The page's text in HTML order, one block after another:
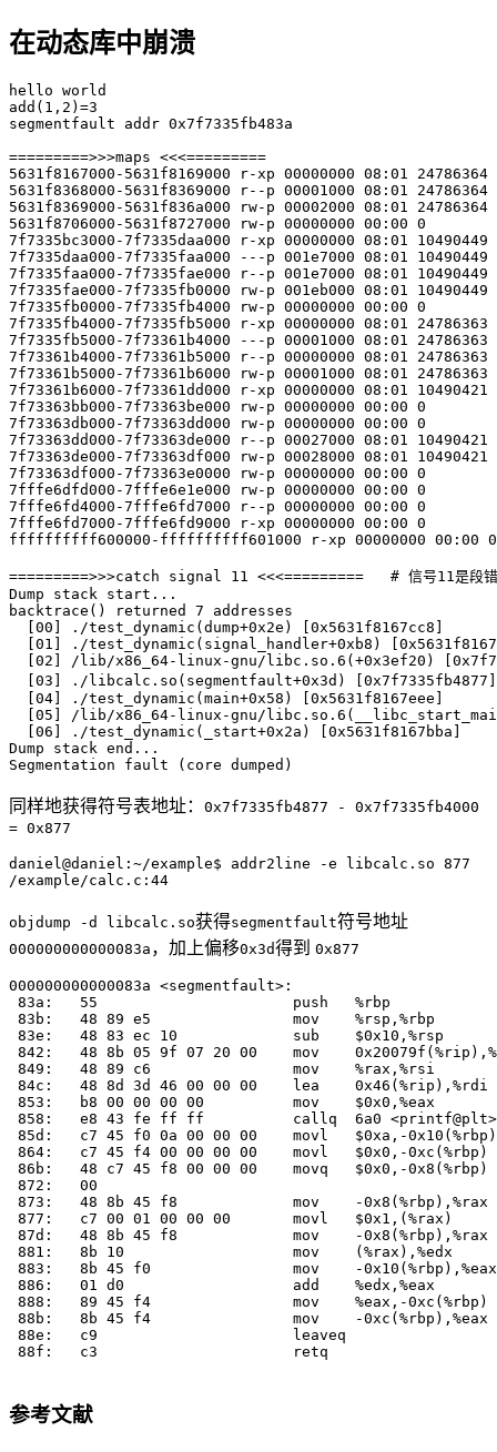
在动态库中崩溃
hello world
add(1,2)=3
segmentfault addr 0x7f7335fb483a
=========>>>maps <<<=========
5631f8167000-5631f8169000 r-xp 00000000 08:01
5631f8368000-5631f8369000 r--p 00001000 08:01
5631f8369000-5631f836a000 rw-p 00002000 08:01
5631f8706000-5631f8727000 rw-p 00000000 00:00 0
7f7335bc3000-7f7335daa000 r-xp 00000000 08:01
7f7335daa000-7f7335faa000 ---p 001e7000 08:01
7f7335faa000-7f7335fae000 r--p 001e7000 08:01
7f7335fae000-7f7335fb0000 rw-p 001eb000 08:01
7f7335fb0000-7f7335fb4000 rw-p 00000000 00:00 0
7f7335fb4000-7f7335fb5000 r-xp 00000000 08:01
7f7335fb5000-7f73361b4000 ---p 00001000 08:01
7f73361b4000-7f73361b5000 r--p 00000000 08:01
7f73361b5000-7f73361b6000 rw-p 00001000 08:01
7f73361b6000-7f73361dd000 r-xp 00000000 08:01
7f73363bb000-7f73363be000 rw-p 00000000 00:00 0
7f73363db000-7f73363dd000 rw-p 00000000 00:00 0
7f73363dd000-7f73363de000 r--p 00027000 08:01
7f73363de000-7f73363df000 rw-p 00028000 08:01
7f73363df000-7f73363e0000 rw-p 00000000 00:00 0
7fffe6dfd000-7fffe6e1e000 rw-p 00000000 00:00
7fffe6fd4000-7fffe6fd7000 r--p 00000000 00:00
7fffe6fd7000-7fffe6fd9000 r-xp 00000000 00:00
ffffffffff600000-ffffffffff601000 r-xp 00000000
=========>>>catch signal 11 <<<=========   # 信号11是段
Dump stack start...
backtrace() returned 7 addresses
  [00] ./test_dynamic(dump+0x2e) [0x5631f8167cc8]
[01] ./test_dynamic(signal_handler+0xb8)
[02] /lib/x86_64-linux-gnu/libc.so.6(+0x3ef20)
[03] ./libcalc.so(segmentfault+0x3d) [0x7f7335fb4877]
  [04] ./test_dynamic(main+0x58) [0x5631f8167eee]
[05] /lib/x86_64-linux-gnu/
  [06] ./test_dynamic(_start+0x2a) [0x5631f8167bba]
Dump stack end...
同样地获得符号表地址： 0x7f7335fb4877 - 0x7f7335fb4000
= 0x877
daniel@daniel:~/example$ addr2line -e libcalc.so 877
objdump -d libcalc.so获得segmentfault符号地址
000000000000083a ，加上偏移0x3d得到 0x877
000000000000083a <segmentfault>:
83a:	55                   	push   %rbp
83b:	48 89 e5             	mov    %rsp,%rbp
83e:	48 83 ec 10          	sub    $0x10,%rsp
842:	48 8b 05 9f 07 20 00 	mov    0x20079f(%rip),%rax        # 200fe8 <segmentfault@@Base+0x2007ae>
849:	48 89 c6             	mov    %rax,%rsi
84c:	48 8d 3d 46 00 00 00 	lea    0x46(%rip),%rdi        # 899 <_fini+0x9>
853:	b8 00 00 00 00       	mov    $0x0,%eax
858:	e8 43 fe ff ff       	callq  6a0 <printf@plt>
85d:	c7 45 f0 0a 00 00 00 	movl   $0xa,-0x10(%rbp)
864:	c7 45 f4 00 00 00 00 	movl   $0x0,-0xc(%rbp)
86b:	48 c7 45 f8 00 00 00 	movq   $0x0,-0x8(%rbp)
872:	00
873:	48 8b 45 f8          	mov    -0x8(%rbp),%rax
877:	c7 00 01 00 00 00    	movl   $0x1,(%rax)
87d:	48 8b 45 f8          	mov    -0x8(%rbp),%rax
881:	8b 10                	mov    (%rax),%edx
883:	8b 45 f0             	mov    -0x10(%rbp),%eax
886:	01 d0                	add    %edx,%eax
888:	89 45 f4             	mov    %eax,-0xc(%rbp)
88b:	8b 45 f4             	mov    -0xc(%rbp),%eax
88e:	c9                   	leaveq
88f:	c3                   	retq
参考文献